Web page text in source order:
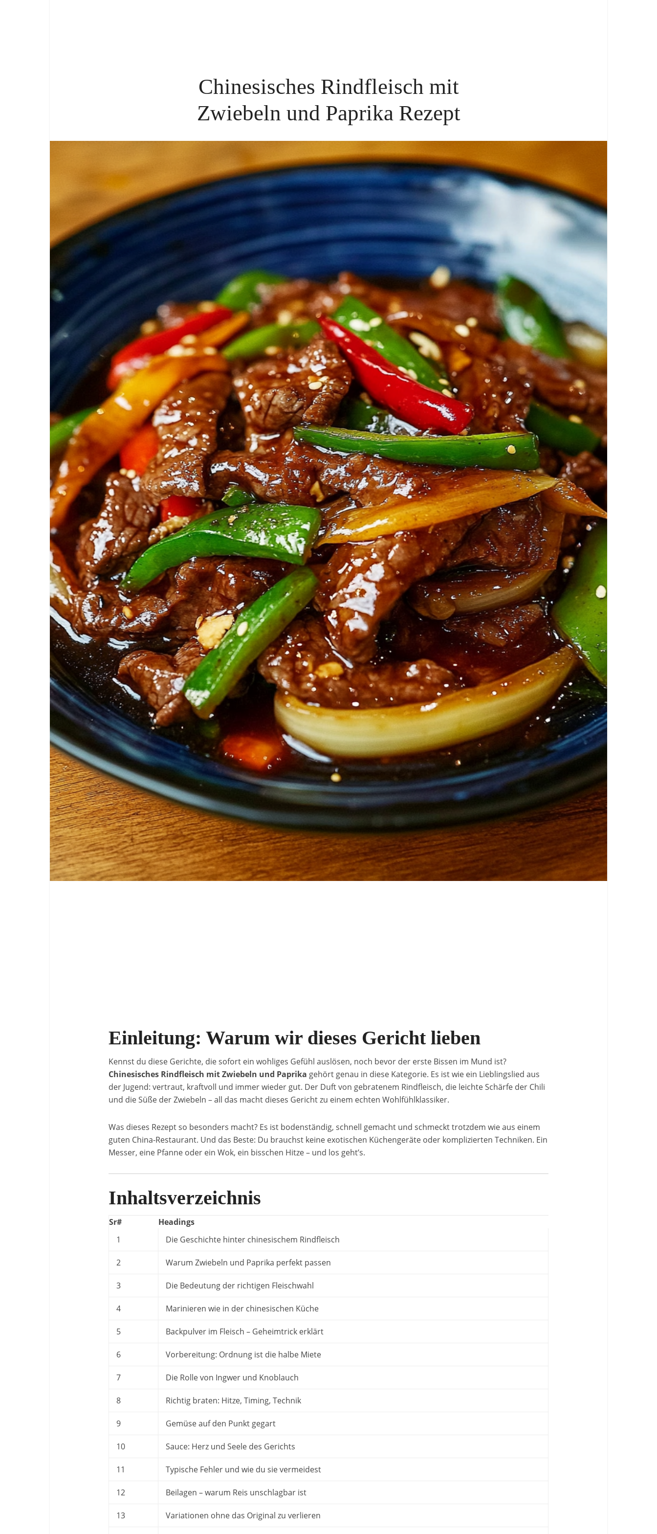
Chinesisches Rindfleisch mit
Zwiebeln und Paprika Rezept
Einleitung: Warum wir dieses Gericht lieben
Kennst du diese Gerichte, die sofort ein wohliges Gefühl auslösen, noch bevor der erste Bissen im Mund ist?
Chinesisches Rindfleisch mit Zwiebeln und Paprika gehört genau in diese Kategorie. Es ist wie ein Lieblingslied aus
der Jugend: vertraut, kraftvoll und immer wieder gut. Der Duft von gebratenem Rindfleisch, die leichte Schärfe der Chili
und die Süße der Zwiebeln – all das macht dieses Gericht zu einem echten Wohlfühlklassiker.
Was dieses Rezept so besonders macht? Es ist bodenständig, schnell gemacht und schmeckt trotzdem wie aus einem
guten China-Restaurant. Und das Beste: Du brauchst keine exotischen Küchengeräte oder komplizierten Techniken. Ein
Messer, eine Pfanne oder ein Wok, ein bisschen Hitze – und los geht’s.
Inhaltsverzeichnis
Sr#
Headings
1
Die Geschichte hinter chinesischem Rindfleisch
2 Warum Zwiebeln und Paprika perfekt passen
3 Die Bedeutung der richtigen Fleischwahl
4 Marinieren wie in der chinesischen Küche
5 Backpulver im Fleisch – Geheimtrick erklärt
6 Vorbereitung: Ordnung ist die halbe Miete
7 Die Rolle von Ingwer und Knoblauch
8 Richtig braten: Hitze, Timing, Technik
9 Gemüse auf den Punkt gegart
10 Sauce: Herz und Seele des Gerichts
11 Typische Fehler und wie du sie vermeidest
12 Beilagen – warum Reis unschlagbar ist
13 Variationen ohne das Original zu verlieren